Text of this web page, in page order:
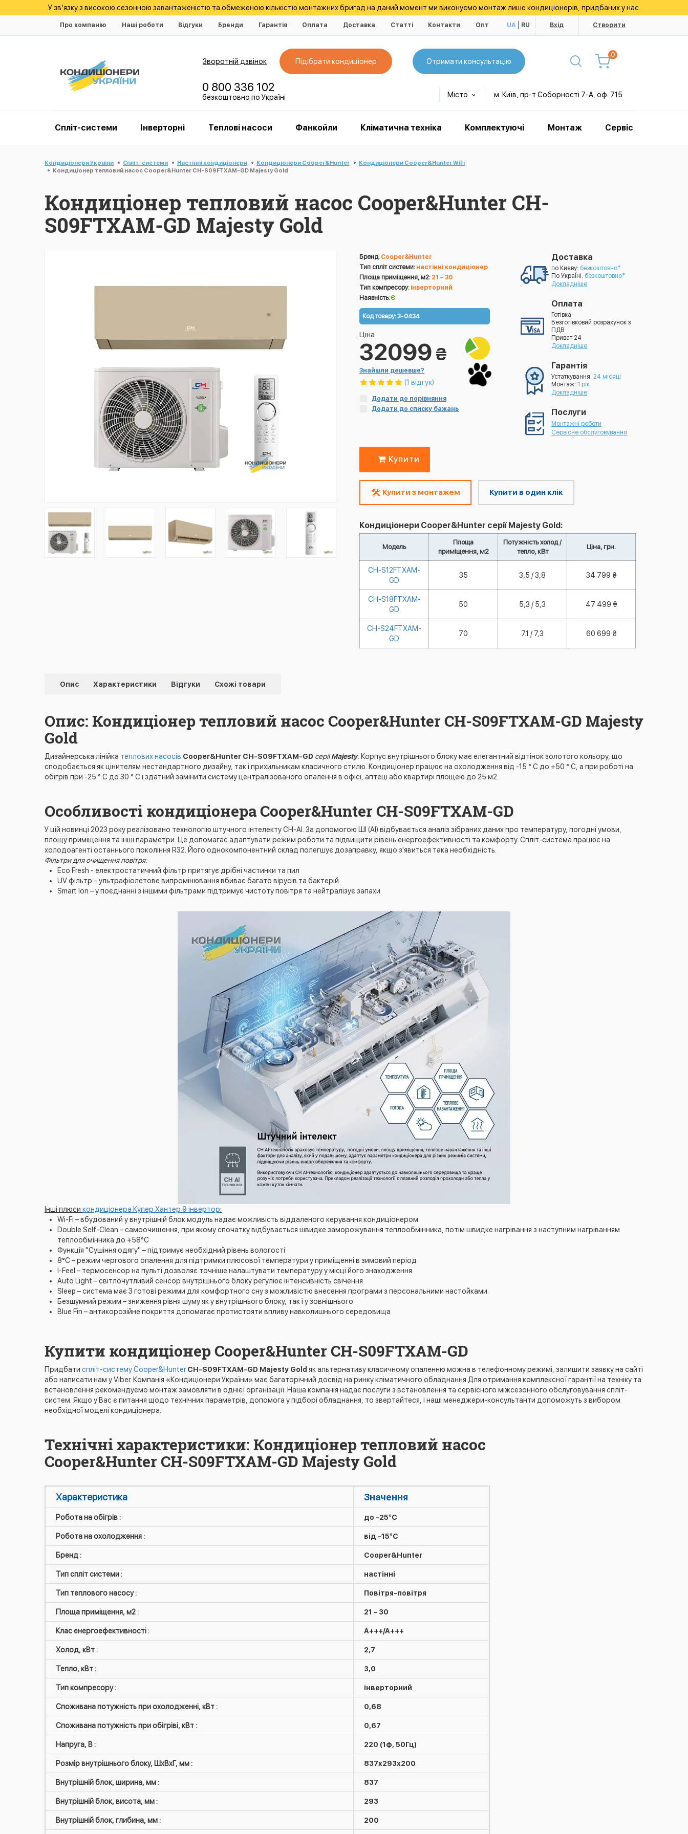
У зв’язку з високою сезонною завантаженістю та обмеженою кількістю монтажних бригад на даний момент ми виконуємо монтаж лише кондиціонерів, придбаних у нас.
Про компанію Наші роботи Відгуки Бренди Гарантія Оплата Доставка Статті Контакти Опт UA RU Вхід Створити
Зворотній дзвінок Підібрати кондиціонер Отримати консультацію
0
0 800 336 102
безкоштовно по Україні Місто м. Київ, пр-т Соборності 7-А, оф. 715
Спліт-системи Інверторні Теплові насоси Фанкойли Кліматична техніка Комплектуючі Монтаж Сервіс
Кондиціонери України Спліт-системи Настінні кондиціонери Кондиціонери Cooper&Hunter
Кондиціонери Cooper&Hunter WiFi
Кондиціонер тепловий насос Cooper&Hunter CH-S09FTXAM-GD Majesty Gold
Кондиціонер тепловий насос Cooper&Hunter CH-
S09FTXAM-GD Majesty Gold
Бренд: Cooper&Hunter
Тип спліт системи: настінні кондиціонер
Площа приміщення, м2: 21 – 30
Тип компресору: інверторний
Наявність:Є
Код товару:3-0434
Ціна
32099 ₴
Знайшли дешевше?
(1 відгук)
Додати до порівняння
Додати до списку бажань
Доставка
по Києву: безкоштовно*
По УкраЇні: безкоштовно*
Докладніше
Оплата
Готівка
Безготівковий розрахунок з
ПДВ
Приват 24
Докладніше
Гарантія
Устаткування: 24 місяці
Монтаж: 1 рік
Докладніше
Послуги
Монтажні роботи
Сервісне обслуговування
Купити
Купити з монтажем Купити в один клік
Кондиціонери Cooper&Hunter серії Majesty Gold:
Модель
Площа
приміщення, м2
Потужність холод /
тепло, кВт
Ціна, грн.
CH-S12FTXAM-
GD
35 3,5 / 3,8 34 799 ₴
CH-S18FTXAM-
GD
50 5,3 / 5,3 47 499 ₴
CH-S24FTXAM-
GD
70 7.1 / 7,3 60 699 ₴
Опис Характеристики Відгуки Схожі товари
Опис: Кондиціонер тепловий насос Cooper&Hunter CH-S09FTXAM-GD Majesty
Gold
Дизайнерська лінійка теплових насосів Cooper&Hunter CH-S09FTXAM-GD серіїMajesty. Корпус внутрішнього блоку має елегантний відтінок золотого кольору, що
сподобається як цінителям нестандартного дизайну, так і прихильникам класичного стилю. Кондиціонер працює на охолодження від -15 ° C до +50 ° C, а при роботі на
обігрів при -25 ° C до 30 ° C і здатний замінити систему централізованого опалення в офісі, аптеці або квартирі площею до 25 м2.
Особливості кондиціонера Cooper&Hunter CH-S09FTXAM-GD
У цій новинці 2023 року реалізовано технологію штучного інтелекту CH-AI. За допомогою ШІ (AI) відбувається аналіз зібраних даних про температуру, погодні умови,
площу приміщення та інші параметри. Це допомагає адаптувати режим роботи та підвищити рівень енергоефективності та комфорту. Спліт-система працює на
холодоагенті останнього покоління R32. Його однокомпонентний склад полегшує дозаправку, якщо з'явиться така необхідність.
Фільтри для очищення повітря:
Eco Fresh - електростатичний фільтр притягує дрібні частинки та пил
UV фільтр – ультрафіолетове випромінювання вбиває багато вірусів та бактерій
Smart Ion – у поєднанні з іншими фільтрами підтримує чистоту повітря та нейтралізує запахи
Інші плюси кондиціонера Купер Хантер 9 інвертор:
Wi-Fi – вбудований у внутрішній блок модуль надає можливість віддаленого керування кондиціонером
Double Self-Clean – самоочищення, при якому спочатку відбувається швидке заморожування теплообмінника, потім швидке нагрівання з наступним нагріванням
теплообмінника до +58°C
Функція "Сушіння одягу" – підтримує необхідний рівень вологості
8°C – режим чергового опалення для підтримки плюсової температури у приміщенні в зимовий період
I-Feel – термосенсор на пульті дозволяє точніше налаштувати температуру у місці його знаходження.
Auto Light – світлочутливий сенсор внутрішнього блоку регулює інтенсивність свічення
Sleep – система має 3 готові режими для комфортного сну з можливістю внесення програми з персональними настойками.
Безшумний режим – зниження рівня шуму як у внутрішнього блоку, так і у зовнішнього
Blue Fin – антикорозійне покриття допомагає протистояти впливу навколишнього середовища
Купити кондиціонер Cooper&Hunter CH-S09FTXAM-GD
Придбати спліт-систему Cooper&Hunter CH-S09FTXAM-GD Majesty Gold як альтернативу класичному опаленню можна в телефонному режимі, залишити заявку на сайті
або написати нам у Viber. Компанія «Кондиціонери України» має багаторічний досвід на ринку кліматичного обладнання.Для отримання комплексної гарантії на техніку та
встановлення рекомендуємо монтаж замовляти в однієї організації. Наша компанія надає послуги з встановлення та сервісного міжсезонного обслуговування спліт-
систем. Якщо у Вас є питання щодо технічних параметрів, допомога у підборі обладнання, то звертайтеся, і наші менеджери-консультанти допоможуть з вибором
необхідної моделі кондиціонера.
Технічні характеристики: Кондиціонер тепловий насос
Cooper&Hunter CH-S09FTXAM-GD Majesty Gold
Характеристика Значення
Робота на обігрів : до -25°C
Робота на охолодження : від -15°C
Бренд : Cooper&Hunter
Тип спліт системи : настінні
Тип теплового насосу : Повітря-повітря
Площа приміщення, м2 : 21 – 30
Клас енергоефективності : A+++/A+++
Холод, кВт : 2,7
Тепло, кВт : 3,0
Тип компресору : інверторний
Споживана потужність при охолодженні, кВт : 0,68
Споживана потужність при обігріві, кВт : 0,67
Напруга, В : 220 (1ф, 50Гц)
Розмір внутрішнього блоку, ШxВxГ, мм : 837x293x200
Внутрішній блок, ширина, мм : 837
Внутрішній блок, висота, мм : 293
Внутрішній блок, глибина, мм : 200